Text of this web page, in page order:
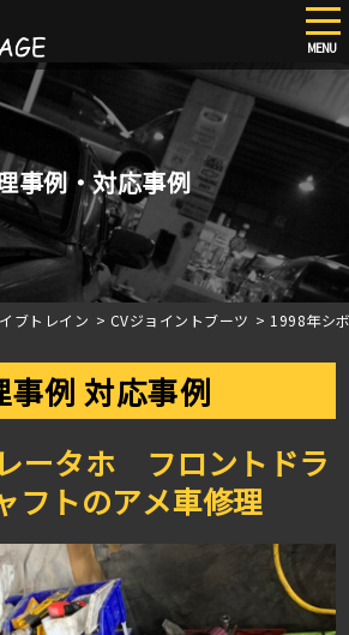
MENU
事例・対応事例
ブトレイン > CVジョイントブーツ > 1998年シ
事例 対応事例
ータホ フロントドラ
フトのアメ車修理